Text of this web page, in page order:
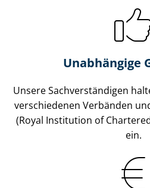
Unabhängige
Unsere Sach­ver­stän­di­gen
verschiedenen Verbänden
(Royal Institution of
ein.